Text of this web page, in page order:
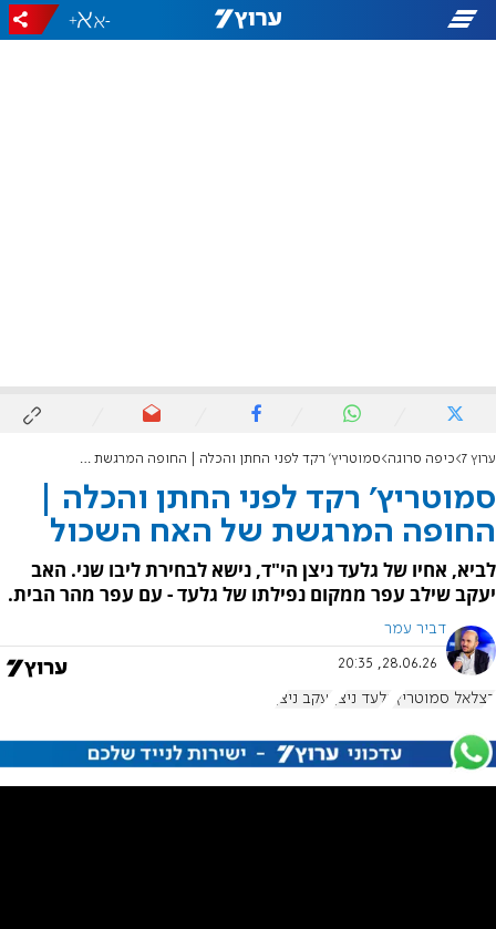
-
+
ערוץ 7 כיפה סרוגה סמוטריץ' רקד לפני החתן והכלה | החופה המרגשת של האח השכול
סמוטריץ' רקד לפני החתן והכלה |
החופה המרגשת של האח השכול
לביא, אחיו של גלעד ניצן הי"ד, נישא לבחירת ליבו שני. האב
יעקב שילב עפר ממקום נפילתו של גלעד - עם עפר מהר הבית.
דביר עמר
28.06.26, 20:35
בצלאל סמוטריץ' גלעד ניצן יעקב ניצן